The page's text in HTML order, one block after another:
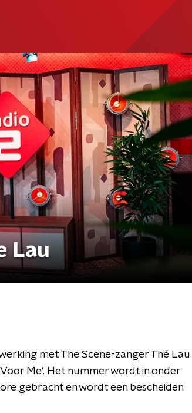
Lau
met The Scene-zanger Thé Lau.
Me'. Het nummer wordt in onder
gebracht en wordt een bescheiden